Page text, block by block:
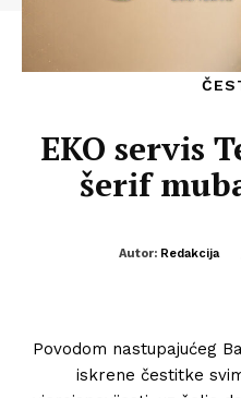
EKO servis
šerif
Autor: Redakcija
Povodom nastupajućeg
iskrene čestitke